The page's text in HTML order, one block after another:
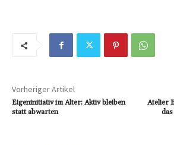
Vorheriger Artikel
Eigeninitiativ im Alter: Aktiv bleiben
statt abwarten
Atelier